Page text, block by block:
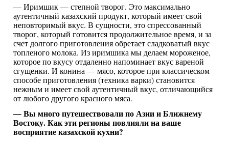
— Иримшик — степной творог. Это максимально
аутентичный казахский продукт, который имеет свой
неповторимый вкус. В сущности, это спрессованный
творог, который готовится продолжительное время, и за
счет долгого приготовления обретает сладковатый вкус
топленого молока. Из иримшика мы делаем мороженое,
которое по вкусу отдаленно напоминает вкус вареной
сгущенки. И конина — мясо, которое при классическом
способе приготовления (техника варки) становится
нежным и имеет свой аутентичный вкус, отличающийся
от любого другого красного мяса.
— Вы много путешествовали по Азии и Ближнему
Востоку. Как эти регионы повлияли на ваше
восприятие казахской кухни?